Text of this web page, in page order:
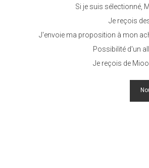
Si je suis sélectionné,
Je reçois
J'envoie ma proposition à mon
Possibilité d'un
Je reçois de